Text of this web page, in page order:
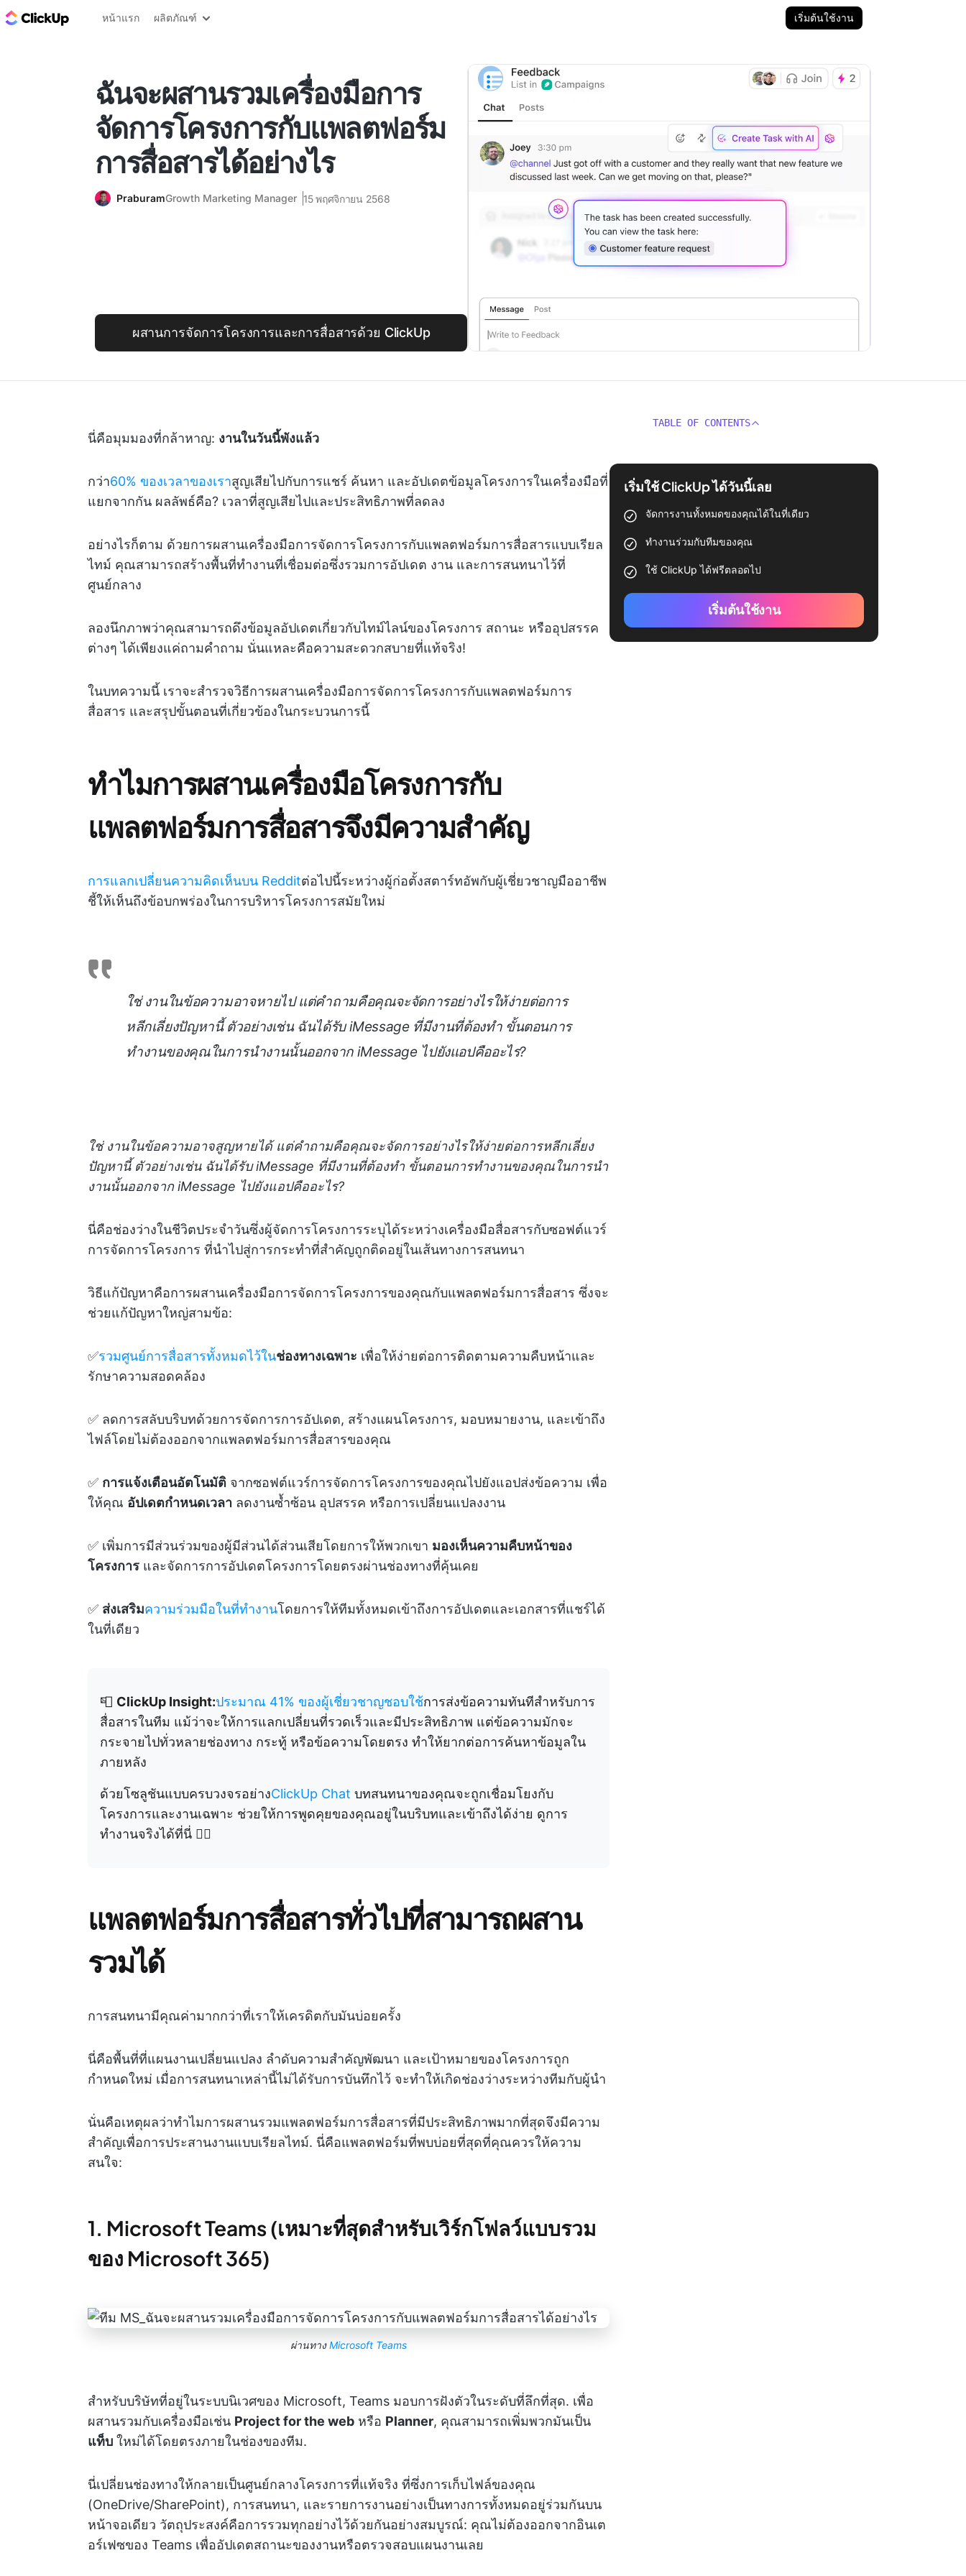
บล็อก ClickUp
หน้าแรก ผลิตภัณฑ์ เริ่มต้นใช้งาน
ฉันจะผสานรวมเครื่องมือการ
จัดการโครงการกับแพลตฟอร์ม
การสื่อสารได้อย่างไร
PraburamGrowth Marketing Manager 15 พฤศจิกายน 2568
ผสานการจัดการโครงการและการสื่อสารด้วย ClickUp
นี่คือมุมมองที่กล้าหาญ: งานในวันนี้พังแล้ว
กว่า60% ของเวลาของเราสูญเสียไปกับการแชร์ ค้นหา และอัปเดตข้อมูลโครงการในเครื่องมือที่
แยกจากกัน ผลลัพธ์คือ? เวลาที่สูญเสียไปและประสิทธิภาพที่ลดลง
อย่างไรก็ตาม ด้วยการผสานเครื่องมือการจัดการโครงการกับแพลตฟอร์มการสื่อสารแบบเรียล
ไทม์ คุณสามารถสร้างพื้นที่ทำงานที่เชื่อมต่อซึ่งรวมการอัปเดต งาน และการสนทนาไว้ที่
ศูนย์กลาง
ลองนึกภาพว่าคุณสามารถดึงข้อมูลอัปเดตเกี่ยวกับไทม์ไลน์ของโครงการ สถานะ หรืออุปสรรค
ต่างๆ ได้เพียงแค่ถามคำถาม นั่นแหละคือความสะดวกสบายที่แท้จริง!
ในบทความนี้ เราจะสำรวจวิธีการผสานเครื่องมือการจัดการโครงการกับแพลตฟอร์มการ
สื่อสาร และสรุปขั้นตอนที่เกี่ยวข้องในกระบวนการนี้
ทำไมการผสานเครื่องมือโครงการกับ
แพลตฟอร์มการสื่อสารจึงมีความสำคัญ
การแลกเปลี่ยนความคิดเห็นบน Redditต่อไปนี้ระหว่างผู้ก่อตั้งสตาร์ทอัพกับผู้เชี่ยวชาญมืออาชีพ
ชี้ให้เห็นถึงข้อบกพร่องในการบริหารโครงการสมัยใหม่
ใช่ งานในข้อความอาจหายไป แต่คำถามคือคุณจะจัดการอย่างไรให้ง่ายต่อการ
หลีกเลี่ยงปัญหานี้ ตัวอย่างเช่น ฉันได้รับ iMessage ที่มีงานที่ต้องทำ ขั้นตอนการ
ทำงานของคุณในการนำงานนั้นออกจาก iMessage ไปยังแอปคืออะไร?
ใช่ งานในข้อความอาจสูญหายได้ แต่คำถามคือคุณจะจัดการอย่างไรให้ง่ายต่อการหลีกเลี่ยง
ปัญหานี้ ตัวอย่างเช่น ฉันได้รับ iMessage ที่มีงานที่ต้องทำ ขั้นตอนการทำงานของคุณในการนำ
งานนั้นออกจาก iMessage ไปยังแอปคืออะไร?
นี่คือช่องว่างในชีวิตประจำวันซึ่งผู้จัดการโครงการระบุได้ระหว่างเครื่องมือสื่อสารกับซอฟต์แวร์
การจัดการโครงการ ที่นำไปสู่การกระทำที่สำคัญถูกติดอยู่ในเส้นทางการสนทนา
วิธีแก้ปัญหาคือการผสานเครื่องมือการจัดการโครงการของคุณกับแพลตฟอร์มการสื่อสาร ซึ่งจะ
ช่วยแก้ปัญหาใหญ่สามข้อ:
✅รวมศูนย์การสื่อสารทั้งหมดไว้ในช่องทางเฉพาะ เพื่อให้ง่ายต่อการติดตามความคืบหน้าและ
รักษาความสอดคล้อง
✅ ลดการสลับบริบทด้วยการจัดการการอัปเดต, สร้างแผนโครงการ, มอบหมายงาน, และเข้าถึง
ไฟล์โดยไม่ต้องออกจากแพลตฟอร์มการสื่อสารของคุณ
✅ การแจ้งเตือนอัตโนมัติ จากซอฟต์แวร์การจัดการโครงการของคุณไปยังแอปส่งข้อความ เพื่อ
ให้คุณ อัปเดตกำหนดเวลา ลดงานซ้ำซ้อน อุปสรรค หรือการเปลี่ยนแปลงงาน
✅ เพิ่มการมีส่วนร่วมของผู้มีส่วนได้ส่วนเสียโดยการให้พวกเขา มองเห็นความคืบหน้าของ
โครงการ และจัดการการอัปเดตโครงการโดยตรงผ่านช่องทางที่คุ้นเคย
✅ ส่งเสริมความร่วมมือในที่ทำงานโดยการให้ทีมทั้งหมดเข้าถึงการอัปเดตและเอกสารที่แชร์ได้
ในที่เดียว
📮 ClickUp Insight:ประมาณ 41% ของผู้เชี่ยวชาญชอบใช้การส่งข้อความทันทีสำหรับการ
สื่อสารในทีม แม้ว่าจะให้การแลกเปลี่ยนที่รวดเร็วและมีประสิทธิภาพ แต่ข้อความมักจะ
กระจายไปทั่วหลายช่องทาง กระทู้ หรือข้อความโดยตรง ทำให้ยากต่อการค้นหาข้อมูลใน
ภายหลัง
ด้วยโซลูชันแบบครบวงจรอย่างClickUp Chat บทสนทนาของคุณจะถูกเชื่อมโยงกับ
โครงการและงานเฉพาะ ช่วยให้การพูดคุยของคุณอยู่ในบริบทและเข้าถึงได้ง่าย ดูการ
ทำงานจริงได้ที่นี่ 👇🏼
แพลตฟอร์มการสื่อสารทั่วไปที่สามารถผสาน
รวมได้
การสนทนามีคุณค่ามากกว่าที่เราให้เครดิตกับมันบ่อยครั้ง
นี่คือพื้นที่ที่แผนงานเปลี่ยนแปลง ลำดับความสำคัญพัฒนา และเป้าหมายของโครงการถูก
กำหนดใหม่ เมื่อการสนทนาเหล่านี้ไม่ได้รับการบันทึกไว้ จะทำให้เกิดช่องว่างระหว่างทีมกับผู้นำ
นั่นคือเหตุผลว่าทำไมการผสานรวมแพลตฟอร์มการสื่อสารที่มีประสิทธิภาพมากที่สุดจึงมีความ
สำคัญเพื่อการประสานงานแบบเรียลไทม์. นี่คือแพลตฟอร์มที่พบบ่อยที่สุดที่คุณควรให้ความ
สนใจ:
1. Microsoft Teams (เหมาะที่สุดสำหรับเวิร์กโฟลว์แบบรวม
ของ Microsoft 365)
ผ่านทางMicrosoft Teams
สำหรับบริษัทที่อยู่ในระบบนิเวศของ Microsoft, Teams มอบการฝังตัวในระดับที่ลึกที่สุด. เพื่อ
ผสานรวมกับเครื่องมือเช่น Project for the web หรือ Planner, คุณสามารถเพิ่มพวกมันเป็น
แท็บ ใหม่ได้โดยตรงภายในช่องของทีม.
นี่เปลี่ยนช่องทางให้กลายเป็นศูนย์กลางโครงการที่แท้จริง ที่ซึ่งการเก็บไฟล์ของคุณ
(OneDrive/SharePoint), การสนทนา, และรายการงานอย่างเป็นทางการทั้งหมดอยู่ร่วมกันบน
หน้าจอเดียว วัตถุประสงค์คือการรวมทุกอย่างไว้ด้วยกันอย่างสมบูรณ์: คุณไม่ต้องออกจากอินเต
อร์เฟซของ Teams เพื่ออัปเดตสถานะของงานหรือตรวจสอบแผนงานเลย
TABLE OF CONTENTS
เริ่มใช้ ClickUp ได้วันนี้เลย
จัดการงานทั้งหมดของคุณได้ในที่เดียว
ทำงานร่วมกับทีมของคุณ
ใช้ ClickUp ได้ฟรีตลอดไป
เริ่มต้นใช้งาน